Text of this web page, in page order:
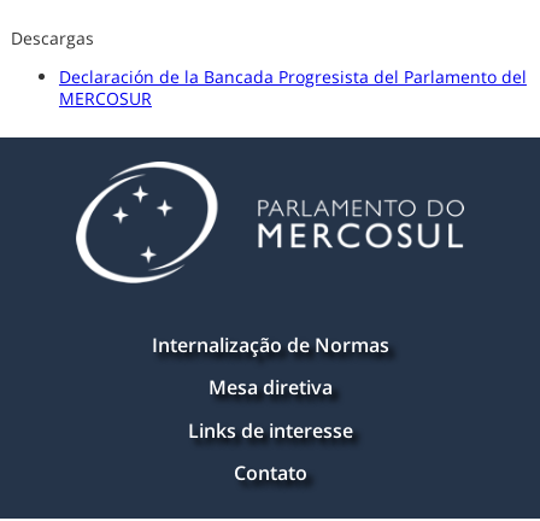
Descargas
Declaración de la Bancada Progresista del Parlamento del
MERCOSUR
Internalização de Normas
Mesa diretiva
Links de interesse
Contato